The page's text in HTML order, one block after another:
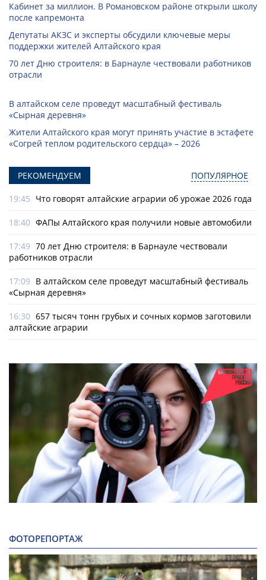
Кабинет за миллион. В Романовском районе открыли школу
после капремонта
Депутаты АКЗС и эксперты обсудили ключевые меры
поддержки жителей Алтайского края
70 лет Дню строителя: в Барнауле чествовали работников
отрасли
В алтайском селе проведут масштабный фестиваль
«Сырная деревня»
Жители Алтайского края могут принять участие в эстафете
«Согрей теплом родительского сердца» – 2026
РЕКОМЕНДУЕМ ПОПУЛЯРНОЕ
19:45 Что говорят алтайские аграрии об урожае 2026 года
18:40 ФАПы Алтайского края получили новые автомобили
17:49 70 лет Дню строителя: в Барнауле чествовали
работников отрасли
17:09 В алтайском селе проведут масштабный фестиваль
«Сырная деревня»
16:30 657 тысяч тонн грубых и сочных кормов заготовили
алтайские аграрии
ФОТОРЕПОРТАЖ